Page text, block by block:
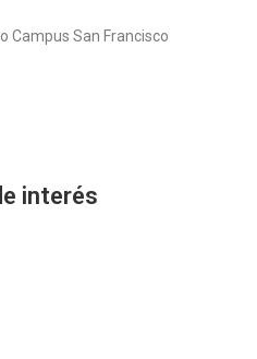
Campus San Francisco
interés